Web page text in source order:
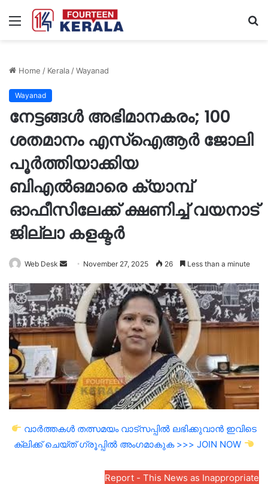
Menu
Home / Kerala/Wayanad
Wayanad
നേട്ടങ്ങൾ അഭിമാനകരം; 100
ശതമാനം എസ്ഐആർ ജോലി
പൂർത്തിയാക്കിയ
ബിഎൽഒമാരെ ക്യാമ്പ്
ഓഫീസിലേക്ക് ക്ഷണിച്ച് വയനാട്
ജില്ലാ കളക്ടർ
Web Desk
Send
email
November 27, 2025 26 Less than a minute
വാർത്തകൾ തത്സമയം വാട്സപ്പിൽ ലഭിക്കുവാൻ ഇവിടെ
ക്ലിക്ക് ചെയ്ത് ഗ്രൂപ്പിൽ അംഗമാകുക >>> JOIN NOW
Report - This News as Inappropriate